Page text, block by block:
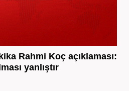
Rahmi Koç açıklaması:
yanlıştır